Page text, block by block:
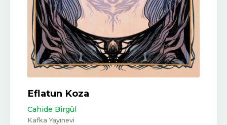
Eflatun Koza
Cahide Birgül
Kafka Yayınevi